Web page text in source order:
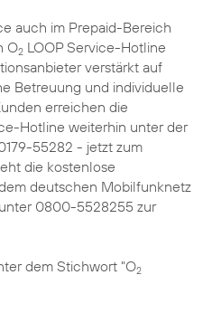
auch im Prepaid-Bereich
O2 LOOP Service-Hotline
verstärkt auf
Betreuung und individuelle
erreichen die
Hotline weiterhin unter der
55282 - jetzt zum
die kostenlose
deutschen Mobilfunknetz
0800-5528255 zur
dem Stichwort "O2